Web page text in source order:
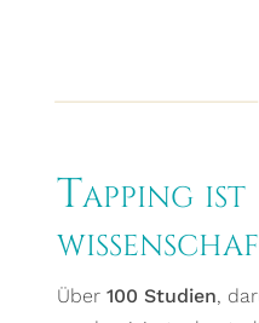
Tapping ist
Über 100 Studien,